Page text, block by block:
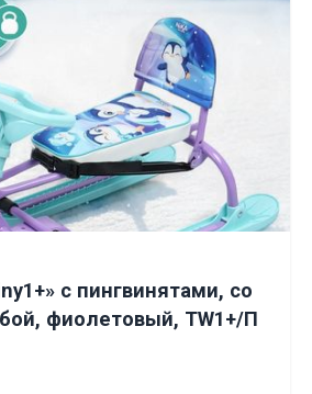
с пингвинятами, со
фиолетовый, TW1+/П